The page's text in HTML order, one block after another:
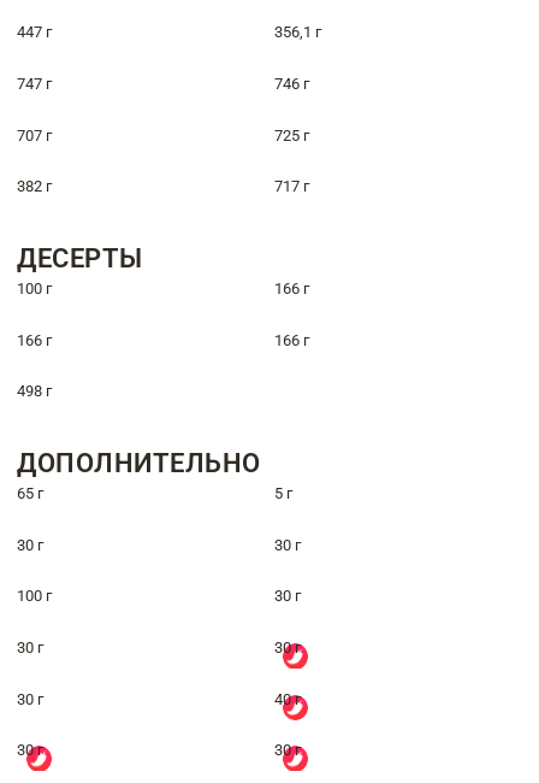
447 г 356,1 г
747 г 746 г
707 г 725 г
382 г 717 г
ДЕСЕРТЫ
100 г 166 г
166 г 166 г
498 г
ДОПОЛНИТЕЛЬНО
65 г 5 г
30 г 30 г
100 г 30 г
30 г 30 г
30 г 40 г
30 г 30 г